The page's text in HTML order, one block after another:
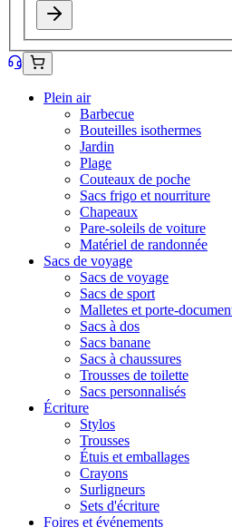
Plein air
Barbecue
Bouteilles isothermes
Jardin
Plage
Couteaux de poche
Sacs frigo et nourriture
Chapeaux
Pare-soleils de voiture
Matériel de randonnée
Sacs de voyage
Sacs de voyage
Sacs de sport
Malletes et porte-
Sacs à dos
Sacs banane
Sacs à chaussures
Trousses de toilette
Sacs personnalisés
Écriture
Stylos
Trousses
Étuis et emballages
Crayons
Surligneurs
Sets d'écriture
Foires et événements